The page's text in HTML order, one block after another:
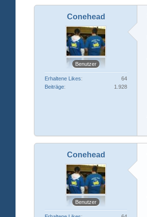
Conehead
Benutzer
Erhaltene Likes
64
Beiträge
1.928
Conehead
Benutzer